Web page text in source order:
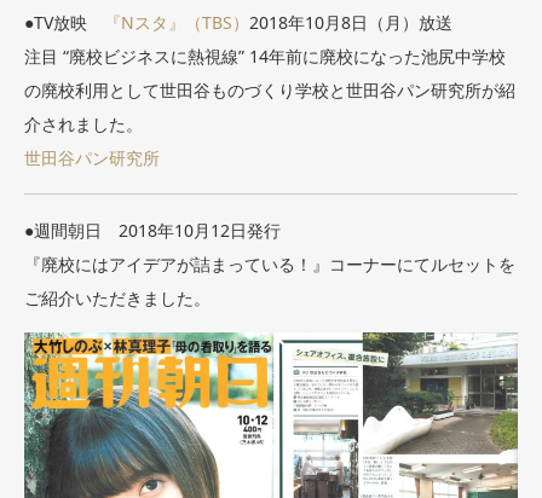
●TV放映 『Nスタ』（TBS） 2018年10月8日（月）放送
注目 “廃校ビジネスに熱視線” 14年前に廃校になった池尻中学校
の廃校利用として世田谷ものづくり学校と世田谷パン研究所が紹
介されました。
世田谷パン研究所
●週間朝日 2018年10月12日発行
『廃校にはアイデアが詰まっている！』コーナーにてルセットを
ご紹介いただきました。